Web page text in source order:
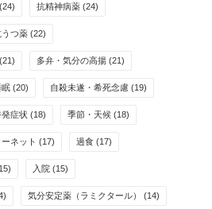
(24) 抗精神病薬 (24)
うつ薬 (22)
(21) 多弁・気分の高揚 (21)
眠 (20) 自殺未遂・希死念慮 (19)
発症状 (18) 季節・天候 (18)
ネット (17) 過食 (17)
入院 (15)
気分安定薬（ラミクタール） (14)